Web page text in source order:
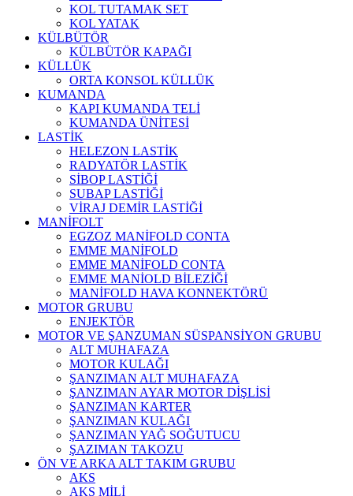
KOL TUTAMAK SET
KOL YATAK
KÜLBÜTÖR
KÜLBÜTÖR KAPAĞI
KÜLLÜK
ORTA KONSOL KÜLLÜK
KUMANDA
KAPI KUMANDA TELİ
KUMANDA ÜNİTESİ
LASTİK
HELEZON LASTİK
RADYATÖR LASTİK
SİBOP LASTİĞİ
SUBAP LASTİĞİ
VİRAJ DEMİR LASTİĞİ
MANİFOLT
EGZOZ MANİFOLD CONTA
EMME MANİFOLD
EMME MANİFOLD CONTA
EMME MANİOLD BİLEZİĞİ
MANİFOLD HAVA KONNEKTÖRÜ
MOTOR GRUBU
ENJEKTÖR
MOTOR VE ŞANZUMAN SÜSPANSİYON GRUBU
ALT MUHAFAZA
MOTOR KULAĞI
ŞANZIMAN ALT MUHAFAZA
ŞANZIMAN AYAR MOTOR DİŞLİSİ
ŞANZIMAN KARTER
ŞANZIMAN KULAĞI
ŞANZIMAN YAĞ SOĞUTUCU
ŞAZIMAN TAKOZU
ÖN VE ARKA ALT TAKIM GRUBU
AKS
AKS MİLİ